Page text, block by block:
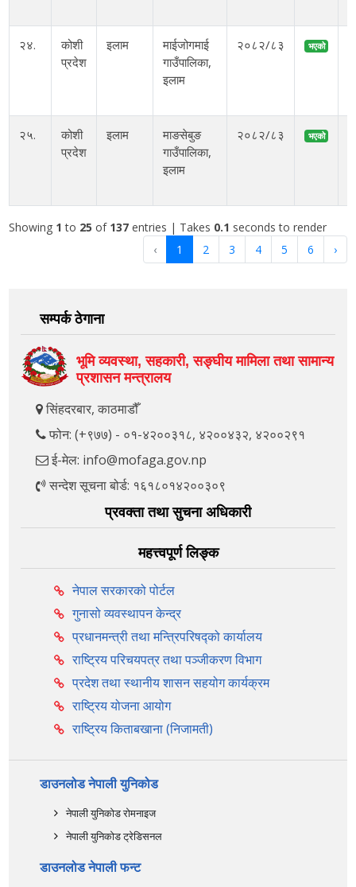
२४.
कोशी
प्रदेश
इलाम
माईजोगमाई
गाउँपालिका,
इलाम
२०८२/८३ भएको
२५.
कोशी
प्रदेश
इलाम
माङसेबुङ
गाउँपालिका,
इलाम
२०८२/८३ भएको
Showing 1 to 25of 137 entries | Takes 0.1 seconds to render
‹
1 2 3 4 5 6 ›
सम्पर्क ठेगाना
भूमि व्यवस्था, सहकारी, सङ्‍घीय मामिला तथा सामान्य
प्रशासन मन्त्रालय
सिंहदरबार, काठमाडौँ
फोन: (+९७७) - ०१-४२००३१८, ४२००४३२, ४२००२९१
ई-मेल: info@mofaga.gov.np
सन्देश सूचना बोर्ड: १६१८०१४२००३०९
प्रवक्ता तथा सुचना अधिकारी
महत्त्वपूर्ण लिङ्क
नेपाल सरकारको पोर्टल
गुनासो व्यवस्थापन केन्द्र
प्रधानमन्त्री तथा मन्त्रिपरिषद्को कार्यालय
राष्ट्रिय परिचयपत्र तथा पञ्‍जीकरण विभाग
प्रदेश तथा स्थानीय शासन सहयोग कार्यक्रम
राष्ट्रिय योजना आयोग
राष्ट्रिय किताबखाना (निजामती)
डाउनलोड नेपाली युनिकोड
नेपाली युनिकोड रोमनाइज
नेपाली युनिकोड ट्रेडिसनल
डाउनलोड नेपाली फन्ट